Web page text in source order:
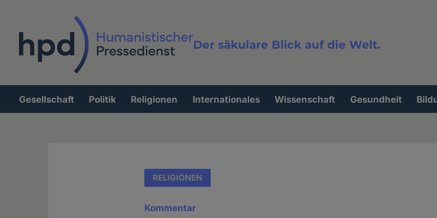
Der säkulare Blick auf die Welt.
Volltextsuche
Hauptnavigation
Gesellschaft Politik Religionen Internationales Wissenschaft Gesundheit
RELIGIONEN
Kommentar